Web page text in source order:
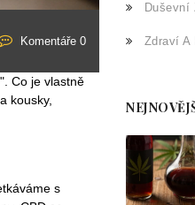
Komentáře 0
Co je vlastně
kousky,
s
Duševní
Zdraví A